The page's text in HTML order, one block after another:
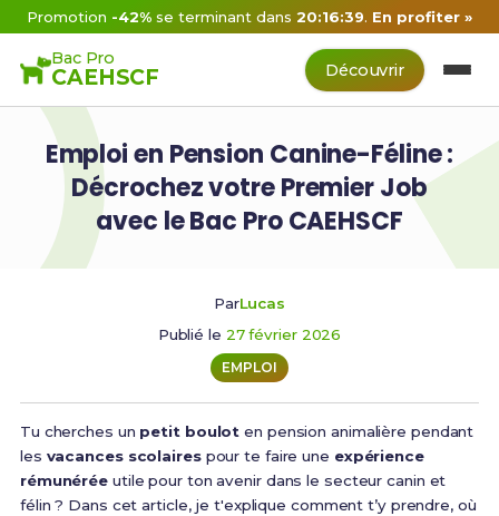
Promotion -42%se terminant dans 20:16:38. En profiter »
Bac Pro
CAEHSCF Découvrir
Emploi en Pension Canine-Féline :
Décrochez votre Premier Job
avec le Bac Pro CAEHSCF
ParLucas
Publié le 27 février 2026
EMPLOI
Tu cherches un petit boulot en pension animalière pendant
les vacances scolairespour te faire une expérience
rémunérée utile pour ton avenir dans le secteur canin et
félin ? Dans cet article, je t'explique comment t’y prendre, où